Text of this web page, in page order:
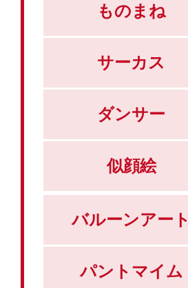
ものまね
サーカス
ダンサー
似顔絵
バルーンアート
パントマイム